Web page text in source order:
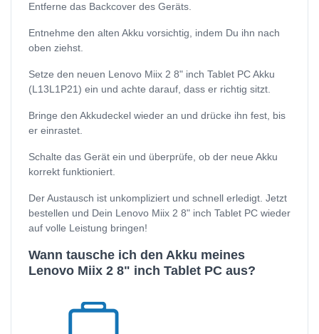
Entferne das Backcover des Geräts.
Entnehme den alten Akku vorsichtig, indem Du ihn nach
oben ziehst.
Setze den neuen Lenovo Miix 2 8" inch Tablet PC Akku
(L13L1P21) ein und achte darauf, dass er richtig sitzt.
Bringe den Akkudeckel wieder an und drücke ihn fest, bis
er einrastet.
Schalte das Gerät ein und überprüfe, ob der neue Akku
korrekt funktioniert.
Der Austausch ist unkompliziert und schnell erledigt. Jetzt
bestellen und Dein Lenovo Miix 2 8" inch Tablet PC wieder
auf volle Leistung bringen!
Wann tausche ich den Akku meines
Lenovo Miix 2 8" inch Tablet PC aus?